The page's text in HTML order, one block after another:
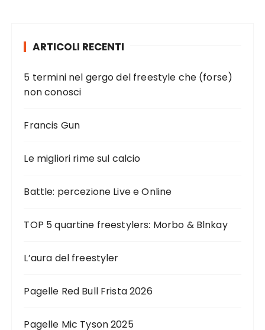
ARTICOLI RECENTI
5 termini nel gergo del freestyle che (forse)
non conosci
Francis Gun
Le migliori rime sul calcio
Battle: percezione Live e Online
TOP 5 quartine freestylers: Morbo & Blnkay
L’aura del freestyler
Pagelle Red Bull Frista 2026
Pagelle Mic Tyson 2025